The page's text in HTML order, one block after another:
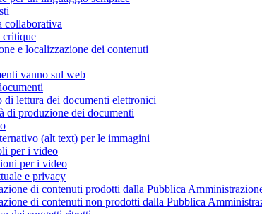
collaborativa
critique
e localizzazione dei contenuti
vanno sul web
di lettura dei documenti elettronici
di produzione dei documenti
(alt text) per le immagini
per i video
per i video
e privacy
di contenuti prodotti dalla Pubblica
di contenuti non prodotti dalla Pubblica